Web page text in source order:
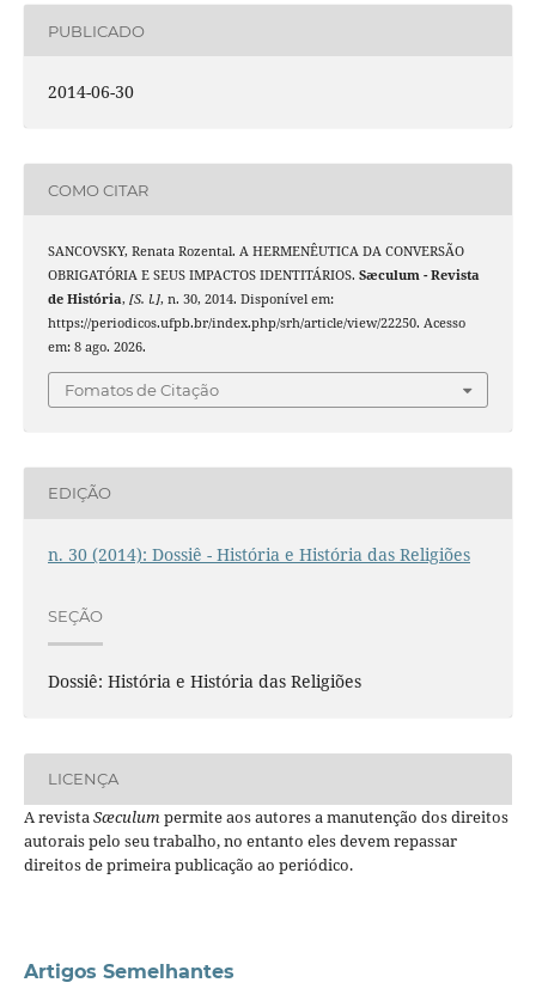
PUBLICADO
2014-06-30
COMO CITAR
SANCOVSKY, Renata Rozental. A HERMENÊUTICA DA CONVERSÃO
OBRIGATÓRIA E SEUS IMPACTOS IDENTITÁRIOS. Sæculum - Revista
de História, [S. l.], n. 30, 2014. Disponível em:
https://periodicos.ufpb.br/index.php/srh/article/view/22250. Acesso
em: 8 ago. 2026.
Fomatos de Citação
EDIÇÃO
n. 30 (2014): Dossiê - História e História das Religiões
SEÇÃO
Dossiê: História e História das Religiões
LICENÇA
A revistaSæculumpermite aos autores a manutenção dos direitos
autorais pelo seu trabalho, no entanto eles devem repassar
direitos de primeira publicação ao periódico.
Artigos Semelhantes